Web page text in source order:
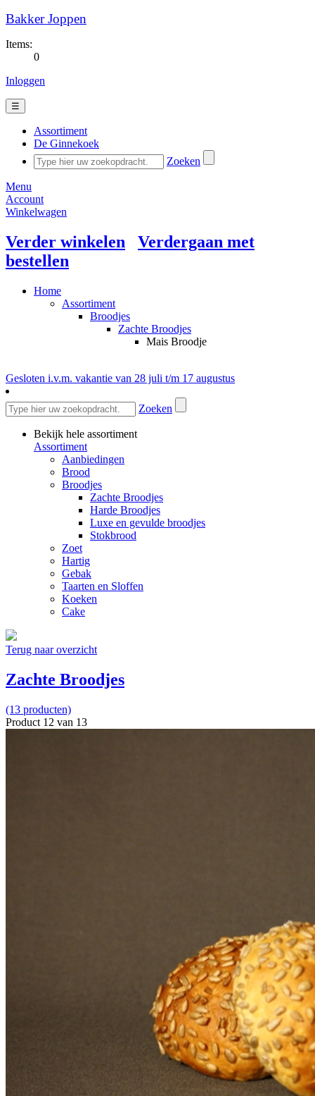
Bakker Joppen
Items:
0
Inloggen
☰
Assortiment
De Ginnekoek
Zoeken
Menu
Account
Winkelwagen
Verder winkelen
Verdergaan met
bestellen
Home
Assortiment
Broodjes
Zachte Broodjes
Mais Broodje
Gesloten i.v.m. vakantie van 28 juli t/m 17 augustus
Zoeken
Bekijk hele assortiment
Assortiment
Aanbiedingen
Brood
Broodjes
Zachte Broodjes
Harde Broodjes
Luxe en gevulde broodjes
Stokbrood
Zoet
Hartig
Gebak
Taarten en Sloffen
Koeken
Cake
Terug naar overzicht
Zachte Broodjes
(13 producten)
Product 12 van 13